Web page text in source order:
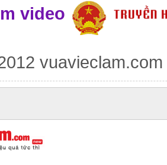
video
vuavieclam.com